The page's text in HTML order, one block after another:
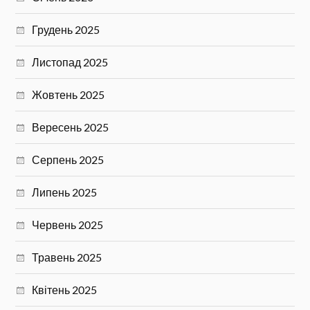
Грудень 2025
Листопад 2025
Жовтень 2025
Вересень 2025
Серпень 2025
Липень 2025
Червень 2025
Травень 2025
Квітень 2025